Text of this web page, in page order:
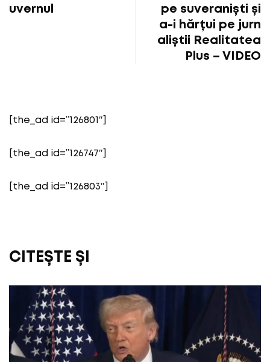
uvernul
pe suveraniști și
a-i hărțui pe jurn
aliștii Realitatea
Plus – VIDEO
[the_ad id=”126801″]
[the_ad id=”126747″]
[the_ad id=”126803″]
CITEȘTE ȘI